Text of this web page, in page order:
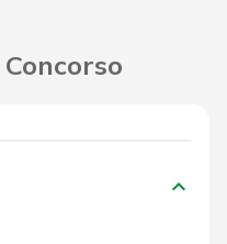
keyboard_arrow_down